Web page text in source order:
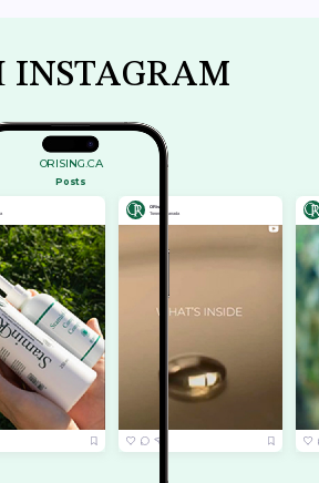
ORISING.CA
Posts